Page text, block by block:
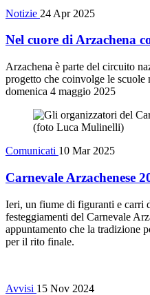
Notizie 24 Apr 2025
Nel cuore di Arzachena
Arzachena è parte del circuito
progetto che coinvolge le scuole
domenica 4 maggio 2025
Comunicati 10 Mar 2025
Carnevale Arzachenese
Ieri, un fiume di figuranti e carri
festeggiamenti del Carnevale
appuntamento che la tradizione
per il rito finale.
Avvisi 15 Nov 2024